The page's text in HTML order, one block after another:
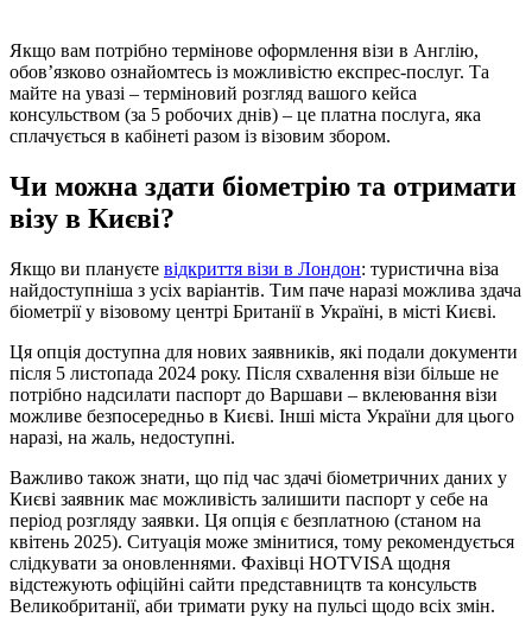
Якщо вам потрібно термінове оформлення візи в Англію,
обов’язково ознайомтесь із можливістю експрес-послуг. Та
майте на увазі – терміновий розгляд вашого кейса
консульством (за 5 робочих днів) – це платна послуга, яка
сплачується в кабінеті разом із візовим збором.
Чи можна здати біометрію та отримати
візу в Києві?
Якщо ви плануєте відкриття візи в Лондон: туристична віза
найдоступніша з усіх варіантів. Тим паче наразі можлива здача
біометрії у візовому центрі Британії в Україні, в місті Києві.
Ця опція доступна для нових заявників, які подали документи
після 5 листопада 2024 року. Після схвалення візи більше не
потрібно надсилати паспорт до Варшави – вклеювання візи
можливе безпосередньо в Києві. Інші міста України для цього
наразі, на жаль, недоступні.
Важливо також знати, що під час здачі біометричних даних у
Києві заявник має можливість залишити паспорт у себе на
період розгляду заявки. Ця опція є безплатною (станом на
квітень 2025). Ситуація може змінитися, тому рекомендується
слідкувати за оновленнями. Фахівці HOTVISA щодня
відстежують офіційні сайти представництв та консульств
Великобританії, аби тримати руку на пульсі щодо всіх змін.